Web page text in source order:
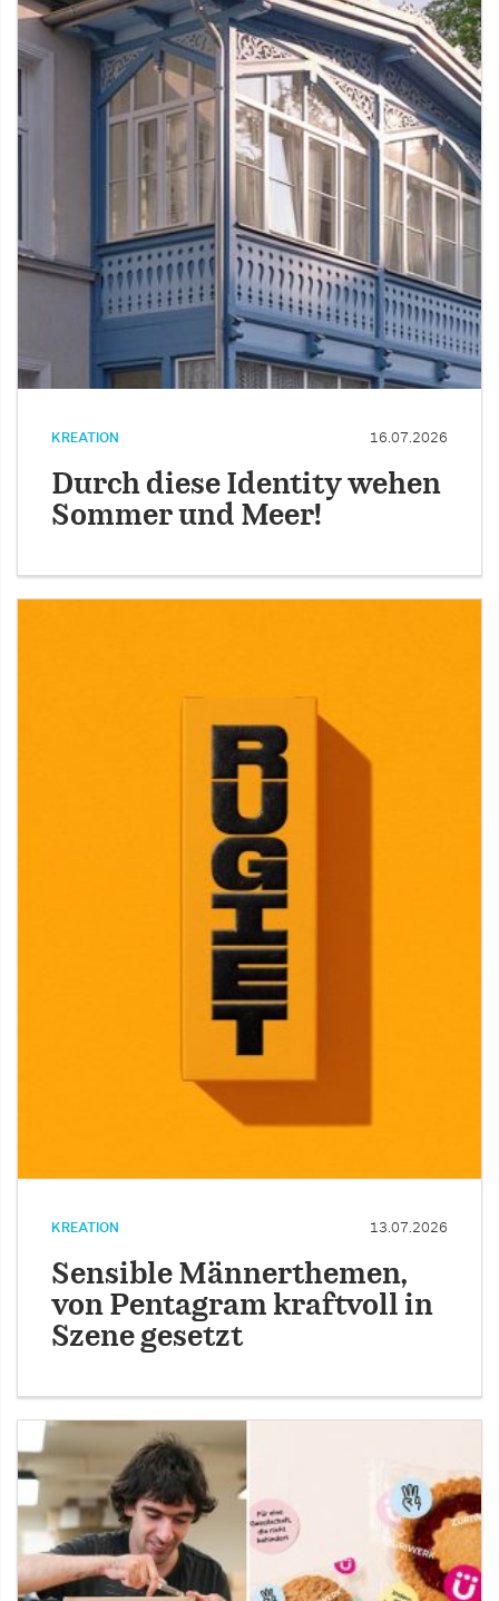
KREATION 16.07.2026
Durch diese Identity wehen
Sommer und Meer!
KREATION 13.07.2026
Sensible Männerthemen,
von Pentagram kraftvoll in
Szene gesetzt